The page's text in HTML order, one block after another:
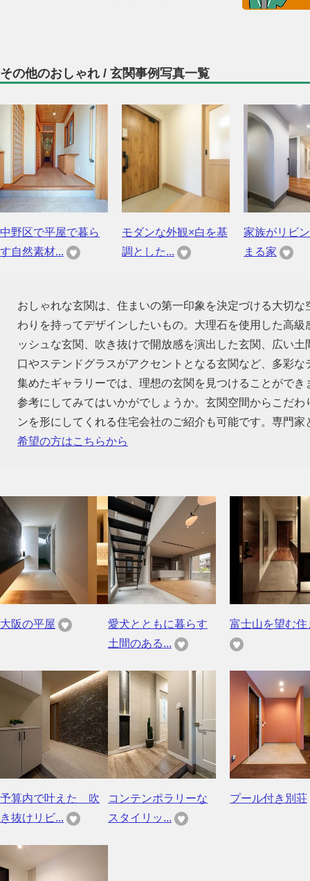
その他のおしゃれ / 玄関事例写真一覧
中野区で平屋で暮ら
す自然素材...
モダンな外観×白を基
調とした...
家族がリビ
まる家
おしゃれな玄関は、住まいの第一印象を決定づける大切
わりを持ってデザインしたいもの。大理石を使用した高
ッシュな玄関、吹き抜けで開放感を演出した玄関、広い
口やステンドグラスがアクセントとなる玄関など、多彩
集めたギャラリーでは、理想の玄関を見つけることがで
参考にしてみてはいかがでしょうか。玄関空間からこだ
ンを形にしてくれる住宅会社のご紹介も可能です。専門
希望の方はこちらから
大阪の平屋
愛犬とともに暮らす
土間のある...
富士山を望む住
予算内で叶えた 吹
き抜けリビ...
コンテンポラリーな
スタイリッ...
プール付き別荘